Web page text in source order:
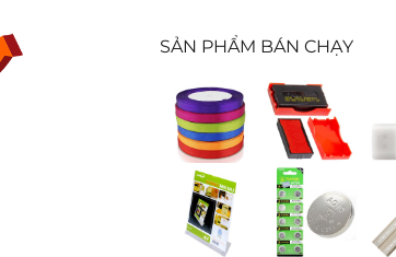
SẢN PHẨM BÁN CHẠY
Ruban
vải 2cm
Tampon
Shiny đỏ
S-852-7
Khung
menu
Xukiva
Pin nút
AG10
(LR1130)